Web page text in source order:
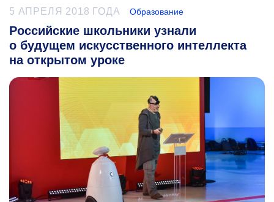
5 АПРЕЛЯ 2018 ГОДА Образование
Российские школьники узнали
о будущем искусственного интеллекта
на открытом уроке